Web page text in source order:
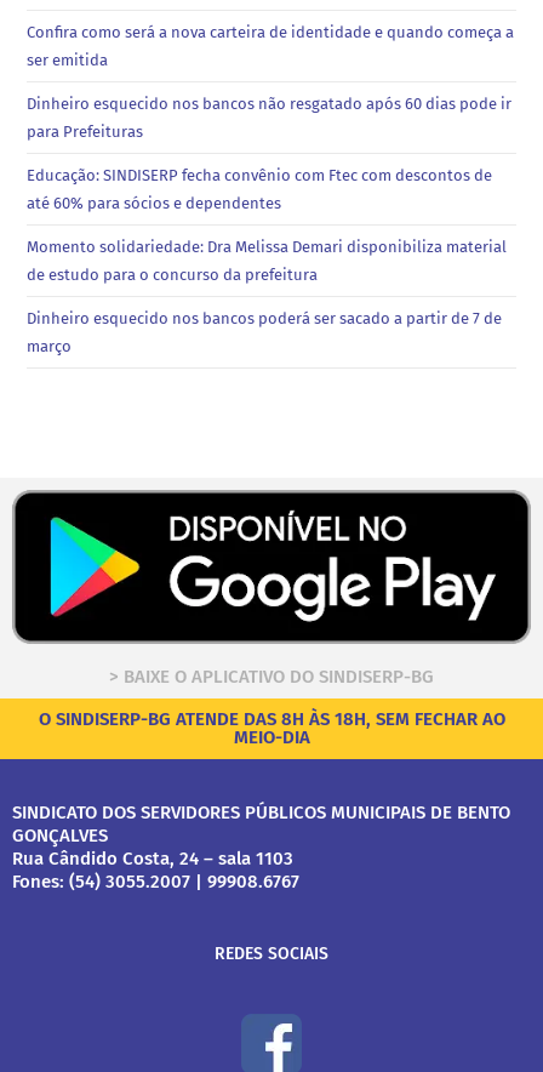
Confira como será a nova carteira de identidade e quando começa a
ser emitida
Dinheiro esquecido nos bancos não resgatado após 60 dias pode ir
para Prefeituras
Educação: SINDISERP fecha convênio com Ftec com descontos de
até 60% para sócios e dependentes
Momento solidariedade: Dra Melissa Demari disponibiliza material
de estudo para o concurso da prefeitura
Dinheiro esquecido nos bancos poderá ser sacado a partir de 7 de
março
> BAIXE O APLICATIVO DO SINDISERP-BG
O SINDISERP-BG ATENDE DAS 8H ÀS 18H, SEM FECHAR AO
MEIO-DIA
SINDICATO DOS SERVIDORES PÚBLICOS MUNICIPAIS DE BENTO
GONÇALVES
Rua Cândido Costa, 24 – sala 1103
Fones: (54) 3055.2007 | 99908.6767
REDES SOCIAIS